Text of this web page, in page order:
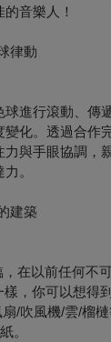
音樂人！
律動
進行滾動、傳
化。透過合作
力與手眼協調，
。
建築
在以前任何不
，你可以想得
/吹風機/雲/榴
。